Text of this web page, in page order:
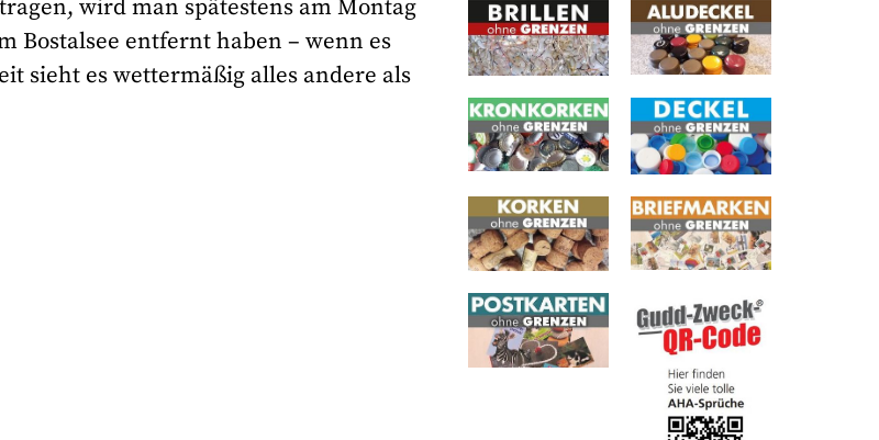
wird man spätestens am Montag
Bostalsee entfernt haben – wenn es
sieht es wettermäßig alles andere als